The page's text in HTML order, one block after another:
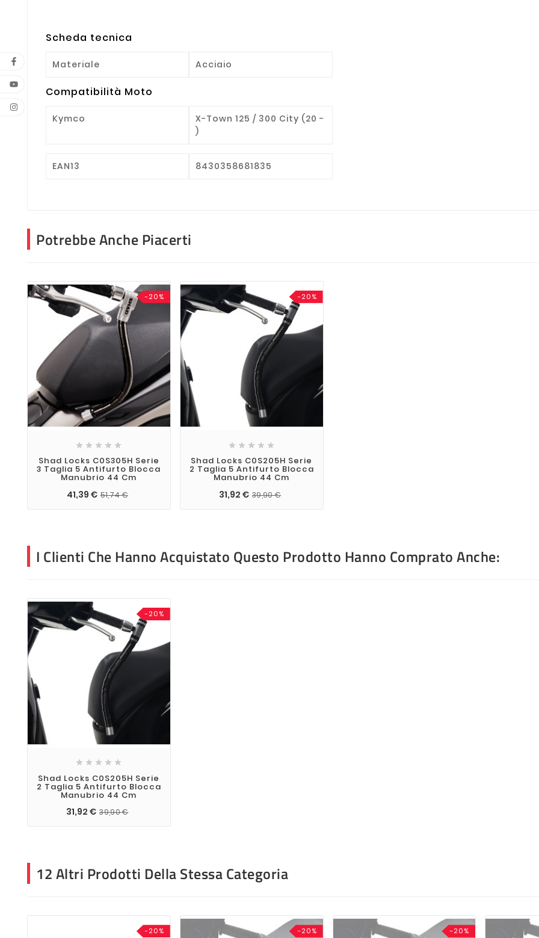
Scheda tecnica
Materiale Acciaio
Compatibilità Moto
Kymco
X-Town 125 / 300 City (20 -
)
EAN13 8430358681835
Potrebbe Anche Piacerti
-20%
    
Shad Locks C0S305H Serie
3 Taglia 5 Antifurto Blocca
Manubrio 44 Cm
41,39 € 51,74 €
-20%
    
Shad Locks C0S205H Serie
2 Taglia 5 Antifurto Blocca
Manubrio 44 Cm
31,92 € 39,90 €
I Clienti Che Hanno Acquistato Questo Prodotto Hanno Comprato Anche:
-20%
    
Shad Locks C0S205H Serie
2 Taglia 5 Antifurto Blocca
Manubrio 44 Cm
31,92 € 39,90 €
12 Altri Prodotti Della Stessa Categoria
-20% -20% -20%